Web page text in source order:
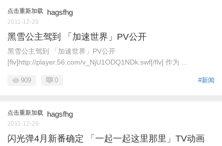
点击重新加载 hagsfhg
2011-12-29
黑雪公主驾到 「加速世界」PV公开
黑雪公主驾到 「加速世界」PV公开
[flv]http://player.56.com/v_NjU1ODQ1NDk.swf[/flv] 作为 ...
#新闻
909 0
点击重新加载 hagsfhg
2011-12-29
闪光弹4月新番确定 「一起一起这里那里」TV动画